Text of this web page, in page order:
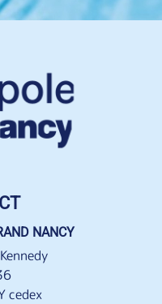
NANCY
cedex